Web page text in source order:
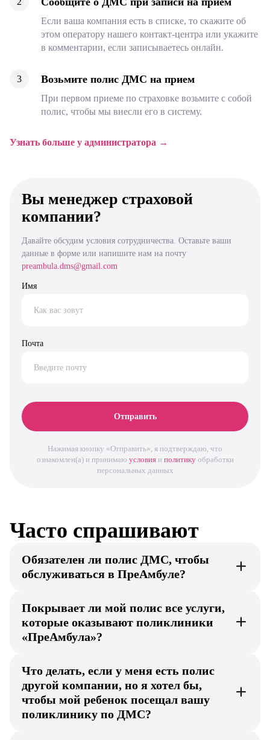
Если ваша компания есть в списке, то скажите об
этом оператору нашего контакт-центра или укажите
в комментарии, если записываетесь онлайн.
Возьмите полис ДМС на прием
При первом приеме по страховке возьмите с собой
полис, чтобы мы внесли его в систему.
Узнать больше у администратора →
Вы менеджер страховой
компании?
Давайте обсудим условия сотрудничества. Оставьте ваши
данные в форме или напишите нам на почту
preambula.dms@gmail.com
Имя
Почта
Отправить
Нажимая кнопку «Отправить», я подтверждаю, что
ознакомлен(а) и принимаю условияи политикуобработки
персональных данных
Часто спрашивают
Обязателен ли полис ДМС, чтобы
обслуживаться в ПреАмбуле?
Покрывает ли мой полис все услуги,
которые оказывают поликлиники
«ПреАмбула»?
Что делать, если у меня есть полис
другой компании, но я хотел бы,
чтобы мой ребенок посещал вашу
поликлинику по ДМС?